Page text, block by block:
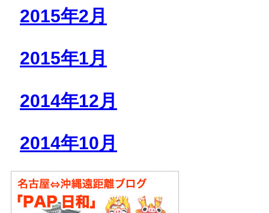
2015年2月
2015年1月
2014年12月
2014年10月